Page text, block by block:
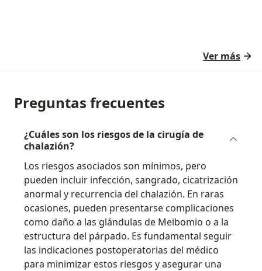
Ver más
Preguntas frecuentes
¿Cuáles son los riesgos de la cirugía de
chalazión?
Los riesgos asociados son mínimos, pero
pueden incluir infección, sangrado, cicatrización
anormal y recurrencia del chalazión. En raras
ocasiones, pueden presentarse complicaciones
como daño a las glándulas de Meibomio o a la
estructura del párpado. Es fundamental seguir
las indicaciones postoperatorias del médico
para minimizar estos riesgos y asegurar una